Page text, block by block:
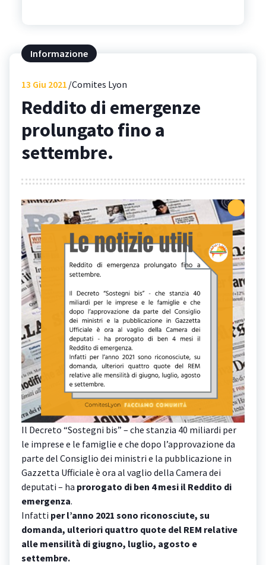
Informazione
13 Giu 2021 Comites Lyon
Reddito di emergenze
prolungato fino a
settembre.
Il Decreto “Sostegni bis” – che stanzia 40 miliardi per
le imprese e le famiglie e che dopo l’approvazione da
parte del Consiglio dei ministri e la pubblicazione in
Gazzetta Ufficiale è ora al vaglio della Camera dei
deputati – ha prorogato di ben 4 mesi il Reddito di
emergenza.
Infatti per l’anno 2021 sono riconosciute, su
domanda, ulteriori quattro quote del REM relative
alle mensilità di giugno, luglio, agosto e
settembre.